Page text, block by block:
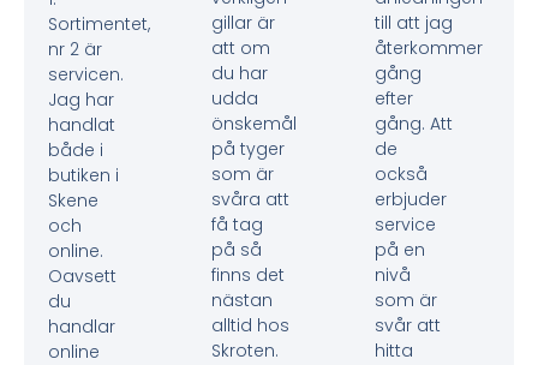
Sortimentet,
nr 2 är
servicen.
Jag har
handlat
både i
butiken i
Skene
och
online.
Oavsett
du
handlar
online
gillar är
att om
du har
udda
önskemål
på tyger
som är
svåra att
få tag
på så
finns det
nästan
alltid hos
Skroten.
till att jag
återkommer
gång
efter
gång. Att
de
också
erbjuder
service
på en
nivå
som är
svår att
hitta